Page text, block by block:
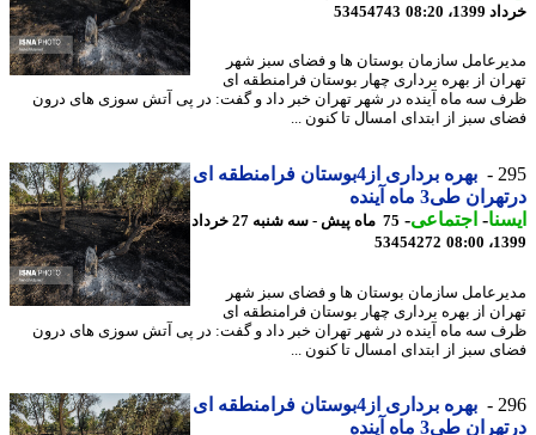
08:20
53454743
سازمان بوستان ها و فضای سبز شهر
از بهره برداری چهار بوستان فرامنطقه ای
سه ماه آینده در شهر تهران خبر داد و گفت: در پی آتش سوزی های درون
سبز از ابتدای امسال تا کنون ...
بهره برداری از4بوستان فرامنطقه ای
طی3 ماه آینده
-اجتماعی-
75 ماه پیش - سه شنبه 27 خرداد
53454272
سازمان بوستان ها و فضای سبز شهر
از بهره برداری چهار بوستان فرامنطقه ای
سه ماه آینده در شهر تهران خبر داد و گفت: در پی آتش سوزی های درون
سبز از ابتدای امسال تا کنون ...
بهره برداری از4بوستان فرامنطقه ای
طی3 ماه آینده